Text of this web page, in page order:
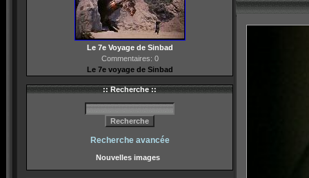
Le 7e Voyage de Sinbad
Commentaires: 0
Le 7e voyage de Sinbad
:: Recherche ::
Recherche avancée
Nouvelles images